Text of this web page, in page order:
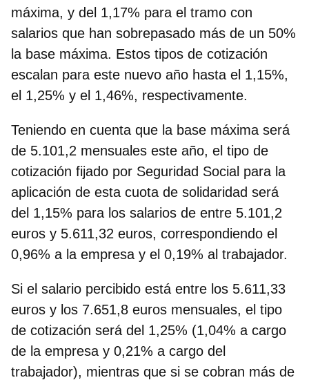
máxima, y del 1,17% para el tramo con
salarios que han sobrepasado más de un 50%
la base máxima. Estos tipos de cotización
escalan para este nuevo año hasta el 1,15%,
el 1,25% y el 1,46%, respectivamente.
Teniendo en cuenta que la base máxima será
de 5.101,2 mensuales este año, el tipo de
cotización fijado por Seguridad Social para la
aplicación de esta cuota de solidaridad será
del 1,15% para los salarios de entre 5.101,2
euros y 5.611,32 euros, correspondiendo el
0,96% a la empresa y el 0,19% al trabajador.
Si el salario percibido está entre los 5.611,33
euros y los 7.651,8 euros mensuales, el tipo
de cotización será del 1,25% (1,04% a cargo
de la empresa y 0,21% a cargo del
trabajador), mientras que si se cobran más de